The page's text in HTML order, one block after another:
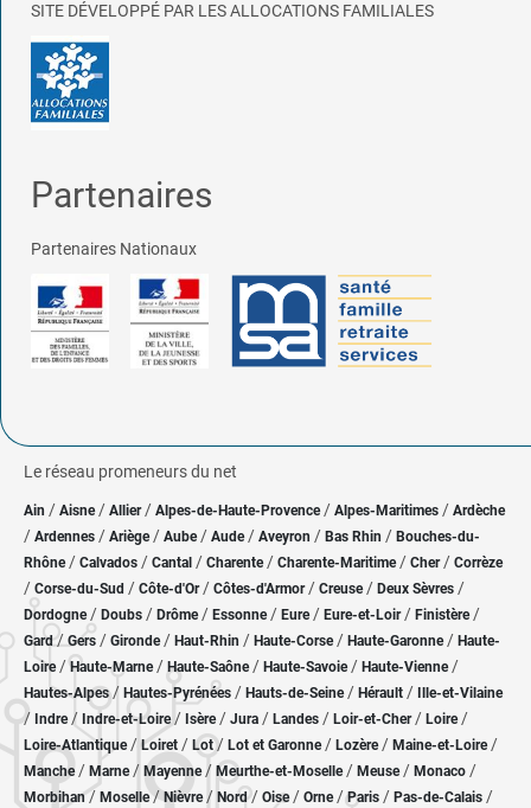
SITE DÉVELOPPÉ PAR LES ALLOCATIONS FAMILIALES
Partenaires
Partenaires Nationaux
Le réseau promeneurs du net
Ain / Aisne/ Allier/ Alpes-de-Haute-Provence / Alpes-Maritimes / Ardèche
/ Ardennes / Ariège/ Aube/ Aude / Aveyron / Bas Rhin / Bouches-du-
Rhône/ Calvados / Cantal / Charente / Charente-Maritime/ Cher / Corrèze
/ Corse-du-Sud / Côte-d'Or / Côtes-d'Armor/ Creuse/ Deux Sèvres /
Dordogne/ Doubs / Drôme/ Essonne / Eure/ Eure-et-Loir / Finistère/
Gard/Gers / Gironde/ Haut-Rhin / Haute-Corse/ Haute-Garonne/ Haute-
Loire/Haute-Marne/ Haute-Saône/ Haute-Savoie/ Haute-Vienne/
Hautes-Alpes/ Hautes-Pyrénées / Hauts-de-Seine/ Hérault / Ille-et-Vilaine
/ Indre/ Indre-et-Loire/ Isère/ Jura / Landes / Loir-et-Cher/ Loire/
Loire-Atlantique/ Loiret / Lot/ Lot et Garonne/ Lozère / Maine-et-Loire/
Manche/ Marne/ Mayenne/ Meurthe-et-Moselle/ Meuse/ Monaco /
Morbihan/ Moselle/ Nièvre / Nord/ Oise / Orne/Paris / Pas-de-Calais /